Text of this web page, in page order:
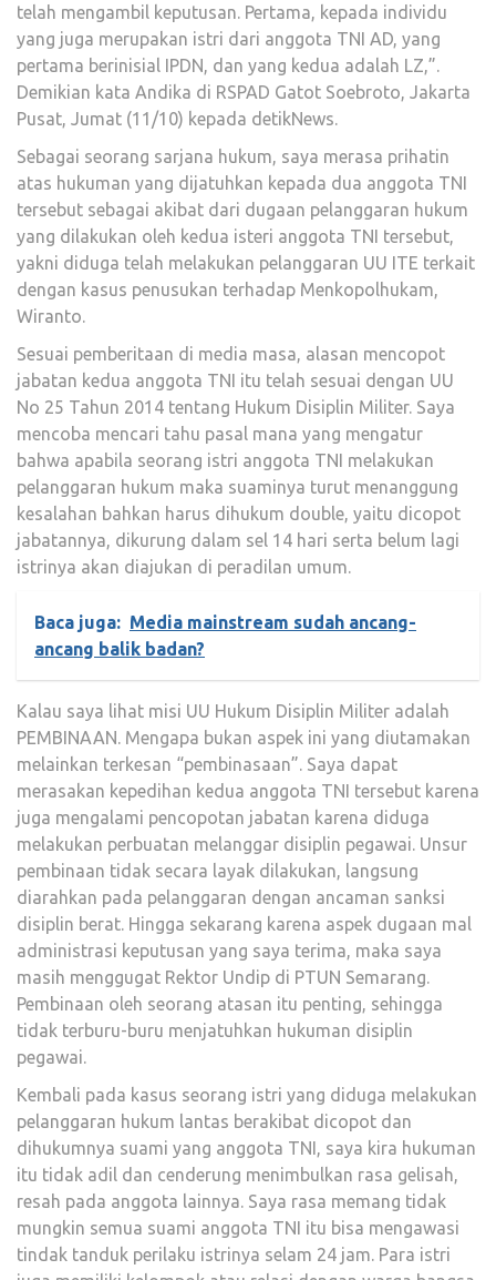
telah mengambil keputusan. Pertama, kepada individu
yang juga merupakan istri dari anggota TNI AD, yang
pertama berinisial IPDN, dan yang kedua adalah LZ,”.
Demikian kata Andika di RSPAD Gatot Soebroto, Jakarta
Pusat, Jumat (11/10) kepada detikNews.
Sebagai seorang sarjana hukum, saya merasa prihatin
atas hukuman yang dijatuhkan kepada dua anggota TNI
tersebut sebagai akibat dari dugaan pelanggaran hukum
yang dilakukan oleh kedua isteri anggota TNI tersebut,
yakni diduga telah melakukan pelanggaran UU ITE terkait
dengan kasus penusukan terhadap Menkopolhukam,
Wiranto.
Sesuai pemberitaan di media masa, alasan mencopot
jabatan kedua anggota TNI itu telah sesuai dengan UU
No 25 Tahun 2014 tentang Hukum Disiplin Militer. Saya
mencoba mencari tahu pasal mana yang mengatur
bahwa apabila seorang istri anggota TNI melakukan
pelanggaran hukum maka suaminya turut menanggung
kesalahan bahkan harus dihukum double, yaitu dicopot
jabatannya, dikurung dalam sel 14 hari serta belum lagi
istrinya akan diajukan di peradilan umum.
Baca juga: Media mainstream sudah ancang-
ancang balik badan?
Kalau saya lihat misi UU Hukum Disiplin Militer adalah
PEMBINAAN. Mengapa bukan aspek ini yang diutamakan
melainkan terkesan “pembinasaan”. Saya dapat
merasakan kepedihan kedua anggota TNI tersebut karena
juga mengalami pencopotan jabatan karena diduga
melakukan perbuatan melanggar disiplin pegawai. Unsur
pembinaan tidak secara layak dilakukan, langsung
diarahkan pada pelanggaran dengan ancaman sanksi
disiplin berat. Hingga sekarang karena aspek dugaan mal
administrasi keputusan yang saya terima, maka saya
masih menggugat Rektor Undip di PTUN Semarang.
Pembinaan oleh seorang atasan itu penting, sehingga
tidak terburu-buru menjatuhkan hukuman disiplin
pegawai.
Kembali pada kasus seorang istri yang diduga melakukan
pelanggaran hukum lantas berakibat dicopot dan
dihukumnya suami yang anggota TNI, saya kira hukuman
itu tidak adil dan cenderung menimbulkan rasa gelisah,
resah pada anggota lainnya. Saya rasa memang tidak
mungkin semua suami anggota TNI itu bisa mengawasi
tindak tanduk perilaku istrinya selam 24 jam. Para istri